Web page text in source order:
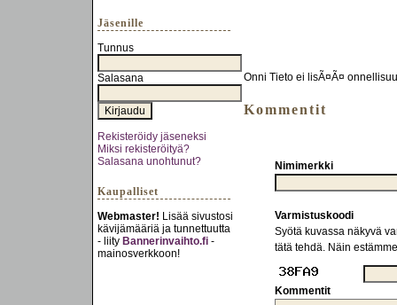
Jäsenille
Tunnus
Salasana
Rekisteröidy jäseneksi
Miksi rekisteröityä?
Salasana unohtunut?
Kaupalliset
Webmaster! Lisää sivustosi
kävijämääriä ja tunnettuutta
- liity Bannerinvaihto.fi -
mainosverkkoon!
Onni Tieto ei lisÃ¤Ã¤
Kommentit
Nimimerkki
Varmistuskoodi
Syötä kuvassa näkyvä
tätä tehdä. Näin
Kommentit